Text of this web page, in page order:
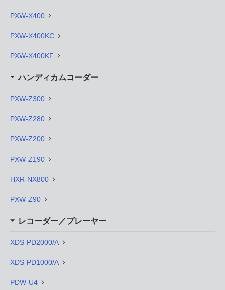
PXW-X400
PXW-X400KC
PXW-X400KF
ハンディカムコーダー
PXW-Z300
PXW-Z280
PXW-Z200
PXW-Z190
HXR-NX800
PXW-Z90
レコーダー／プレーヤー
XDS-PD2000/A
XDS-PD1000/A
PDW-U4